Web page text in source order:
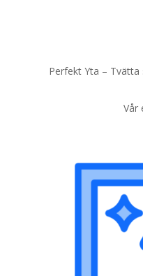
Perfekt Yta – Tvätta
Vår